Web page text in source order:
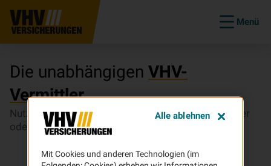
Menü
Die unabhängigen VHV-
Vermittler
Nutzen Sie unsere Vermittler-Suche, um einen Makler
oder Mehrfachvertreter in Ihrer Nähe zu finden.
Mit Cookies und anderen Technologien (im
Alle ablehnen